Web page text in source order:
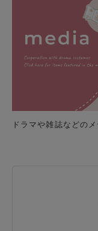
ドラマや雑誌などの